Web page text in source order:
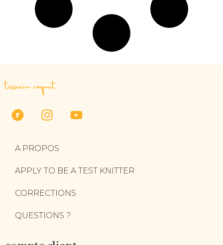
tisserin coquet
A PROPOS
APPLY TO BE A TEST KNITTER
CORRECTIONS
QUESTIONS ?